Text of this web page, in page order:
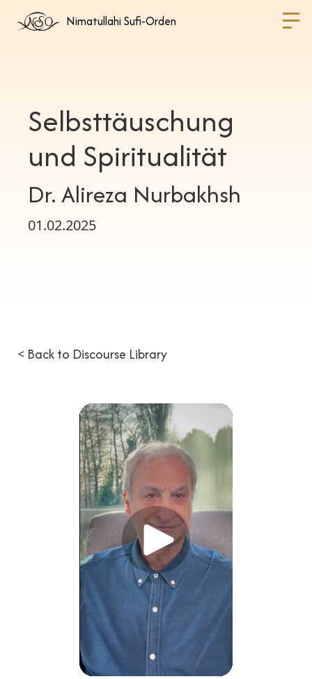
Nimatullahi Sufi-Orden
Selbsttäuschung
und Spiritualität
Dr. Alireza Nurbakhsh
01.02.2025
< Back to Discourse Library